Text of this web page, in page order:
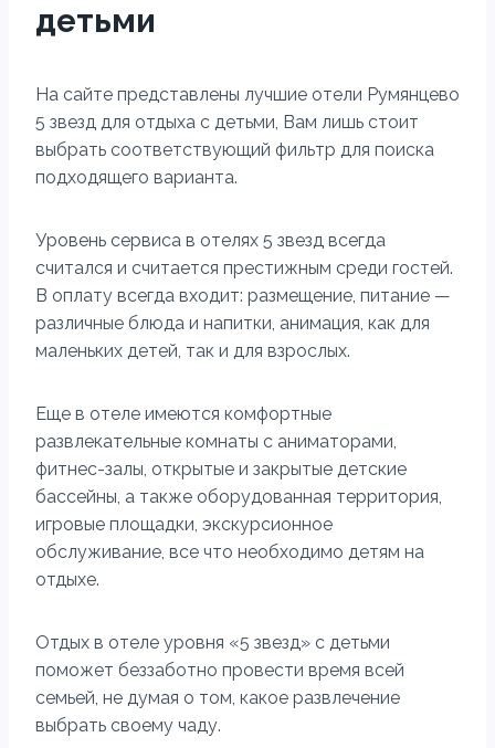
детьми
На сайте представлены лучшие отели Румянцево
5 звезд для отдыха с детьми, Вам лишь стоит
выбрать соответствующий фильтр для поиска
подходящего варианта.
Уровень сервиса в отелях 5 звезд всегда
считался и считается престижным среди гостей.
В оплату всегда входит: размещение, питание —
различные блюда и напитки, анимация, как для
маленьких детей, так и для взрослых.
Еще в отеле имеются комфортные
развлекательные комнаты с аниматорами,
фитнес-залы, открытые и закрытые детские
бассейны, а также оборудованная территория,
игровые площадки, экскурсионное
обслуживание, все что необходимо детям на
отдыхе.
Отдых в отеле уровня «5 звезд» с детьми
поможет беззаботно провести время всей
семьей, не думая о том, какое развлечение
выбрать своему чаду.